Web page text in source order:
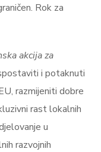
Rok za
akcija za
i potaknuti
razmijeniti dobre
rast lokalnih
u
razvojnih